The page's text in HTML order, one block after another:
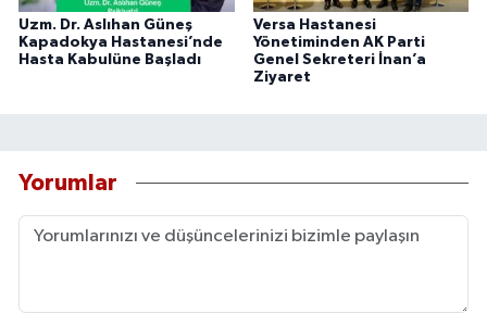
Uzm. Dr. Aslıhan Güneş
Kapadokya Hastanesi’nde
Hasta Kabulüne Başladı
Versa Hastanesi
Yönetiminden AK Parti
Genel Sekreteri İnan’a
Ziyaret
Yorumlar